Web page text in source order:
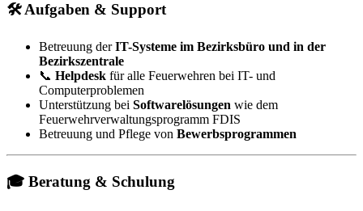
🛠 Aufgaben & Support
Betreuung derIT-Systeme im Bezirksbüro und in der
Bezirkszentrale
📞 Helpdesk für alle Feuerwehren bei IT- und
Computerproblemen
Unterstützung bei Softwarelösungen wie dem
Feuerwehrverwaltungsprogramm FDIS
Betreuung und Pflege von Bewerbsprogrammen
🎓 Beratung & Schulung